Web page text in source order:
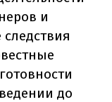
и
до